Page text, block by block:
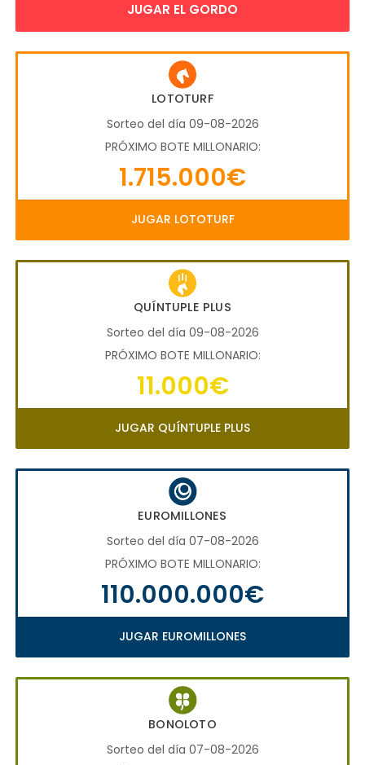
JUGAR EL GORDO
LOTOTURF
Sorteo del día 09-08-2026
PRÓXIMO BOTE MILLONARIO:
1.715.000€
JUGAR LOTOTURF
QUÍNTUPLE PLUS
Sorteo del día 09-08-2026
PRÓXIMO BOTE MILLONARIO:
11.000€
JUGAR QUÍNTUPLE PLUS
EUROMILLONES
Sorteo del día 07-08-2026
PRÓXIMO BOTE MILLONARIO:
110.000.000€
JUGAR EUROMILLONES
BONOLOTO
Sorteo del día 07-08-2026